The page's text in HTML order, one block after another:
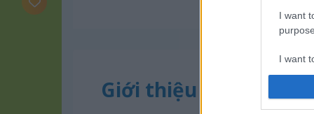
I want
I want
I want
web or
Giới thiệu Adam the